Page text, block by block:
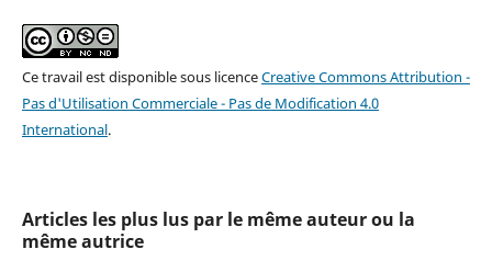
Ce travail est disponible sous licenceCreative Commons Attribution -
Pas d'Utilisation Commerciale - Pas de Modification 4.0
International.
Articles les plus lus par le même auteur ou la
même autrice